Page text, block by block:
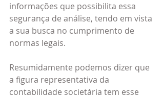
informações que possibilita essa
segurança de análise, tendo em vista
a sua busca no cumprimento de
normas legais.
Resumidamente podemos dizer que
a figura representativa da
contabilidade societária tem esse